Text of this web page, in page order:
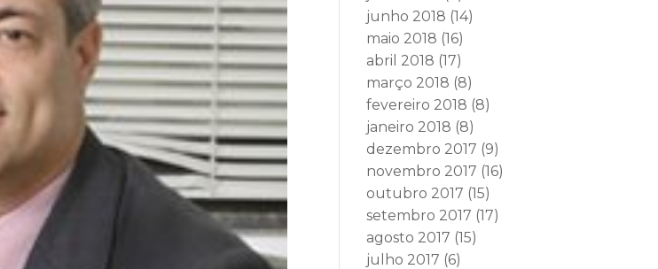
junho 2018 (14)
maio 2018 (16)
abril 2018 (17)
março 2018 (8)
fevereiro 2018 (8)
janeiro 2018 (8)
dezembro 2017 (9)
novembro 2017 (16)
outubro 2017 (15)
setembro 2017 (17)
agosto 2017 (15)
julho 2017 (6)